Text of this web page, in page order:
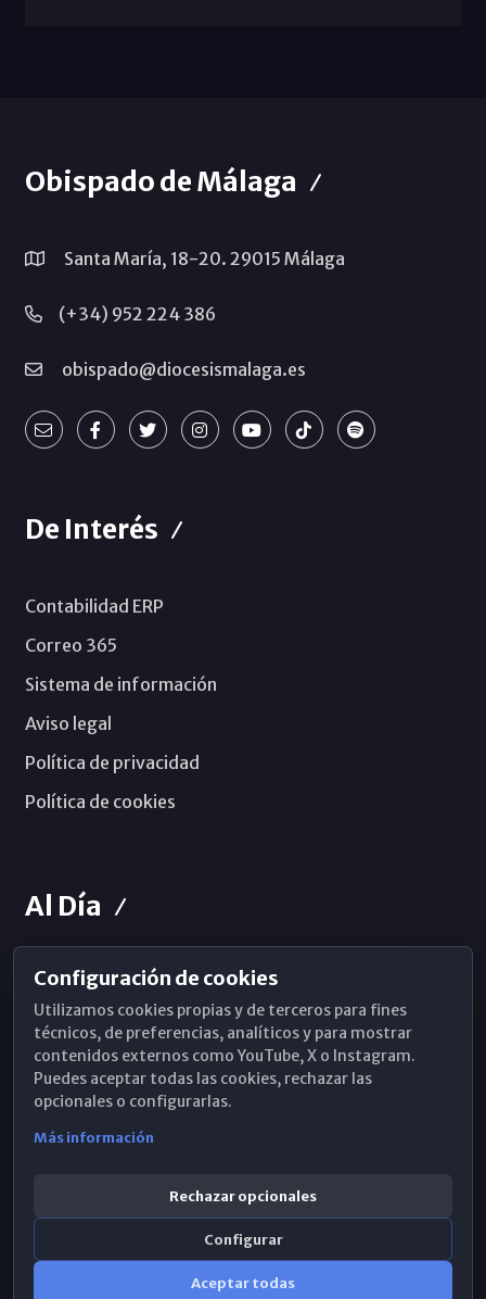
Obispado de Málaga
Santa María, 18-20. 29015 Málaga
(+34) 952 224 386
obispado@diocesismalaga.es
De Interés
Contabilidad ERP
Correo 365
Sistema de información
Aviso legal
Política de privacidad
Política de cookies
Al Día
Horarios de Misa
Hemeroteca
WhatsApp
Configuración de cookies
Utilizamos cookies propias y de terceros para fines
técnicos, de preferencias, analíticos y para mostrar
contenidos externos como YouTube, X o Instagram.
Puedes aceptar todas las cookies, rechazar las
opcionales o configurarlas.
Más información
Rechazar opcionales
Configurar
Aceptar todas